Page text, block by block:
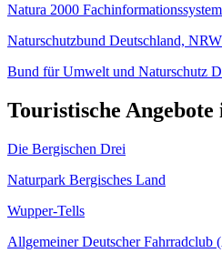
Natura 2000
Naturschutzbund Deutschland, NRW
Bund für Umwelt und Naturschutz
Touristische
Die Bergischen Drei
Naturpark Bergisches Land
Wupper-Tells
Allgemeiner Deutscher